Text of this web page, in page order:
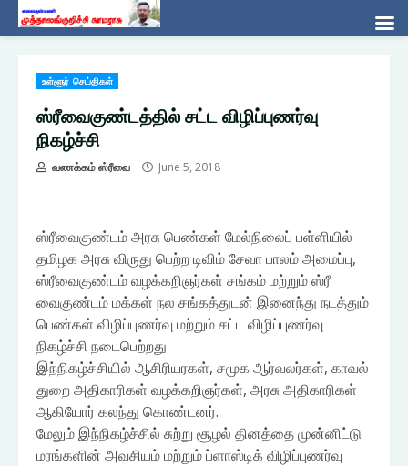
content
உள்ளூர் செய்திகள்
ஸ்ரீவைகுண்டத்தில் சட்ட விழிப்புணர்வு
நிகழ்ச்சி
வணக்கம் ஸ்ரீவை June 5, 2018
ஸ்ரீவைகுண்டம் அரசு‌ பெண்கள் மேல்நிலைப் பள்ளியில்
தமிழக அரசு விருது பெற்ற டிவிம் சேவா பாலம் அமைப்பு,
ஸ்ரீவைகுண்டம் வழக்கறிஞர்கள் சங்கம் மற்றும் ஸ்ரீ
வைகுண்டம் மக்கள் நல சங்கத்துடன் இனைந்து நடத்தும்
பெண்கள் விழிப்புணர்வு மற்றும் சட்ட விழிப்புணர்வு
நிகழ்ச்சி நடைபெற்றது
இந்நிகழ்ச்சியில் ஆசிரியரகள், சமூக ஆர்வலர்கள், காவல்
துறை அதிகாரிகள் வழக்கறிஞர்கள், அரசு அதிகாரிகள்
ஆகியோர் கலந்து கொண்டனர்.
மேலும் இந்நிகழ்ச்சில் சுற்று சூழல் தினத்தை முன்னிட்டு
மரங்களின் அவசியம் மற்றும் ப்ளாஸ்டிக் விழிப்புணர்வு